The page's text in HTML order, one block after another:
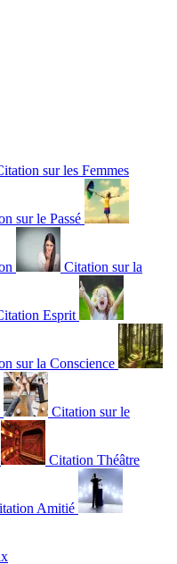
sur les Femmes
sur le Passé
Citation sur la
Esprit
sur la Conscience
Citation sur le
Citation Théâtre
Amitié